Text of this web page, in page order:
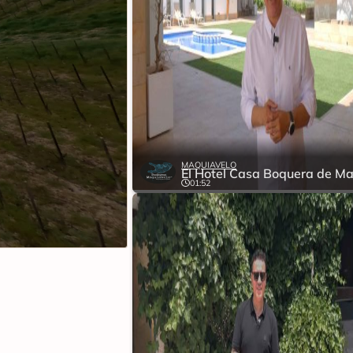
MAQUIAVELO
01:52